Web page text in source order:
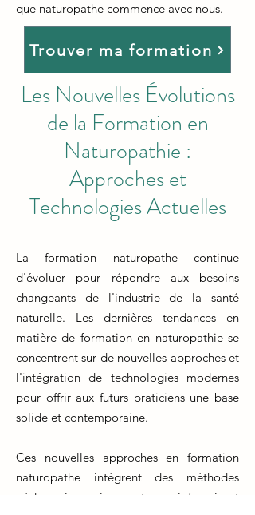
que naturopathe commence avec nous.
Trouver ma formation
Les Nouvelles Évolutions
de la Formation en
Naturopathie :
Approches et
Technologies Actuelles
La formation naturopathe continue
d'évoluer pour répondre aux besoins
changeants de l'industrie de la santé
naturelle. Les dernières tendances en
matière de formation en naturopathie se
concentrent sur de nouvelles approches et
l'intégration de technologies modernes
pour offrir aux futurs praticiens une base
solide et contemporaine.
Ces nouvelles approches en formation
naturopathe intègrent des méthodes
pédagogiques innovantes qui favorisent